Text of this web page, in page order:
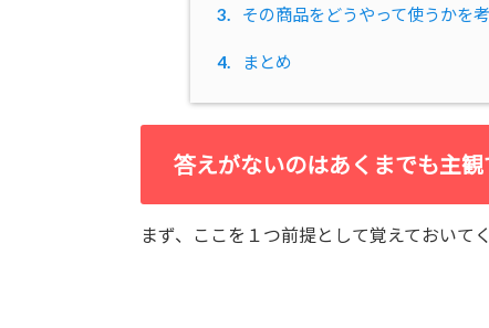
3. その商品をどうやって使うかを
4. まとめ
答えがないのはあくまでも主
まず、ここを１つ前提として覚えておいて